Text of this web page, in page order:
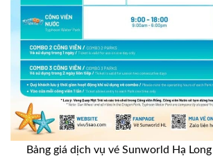
Bảng giá dịch vụ vé Sunworld Hạ